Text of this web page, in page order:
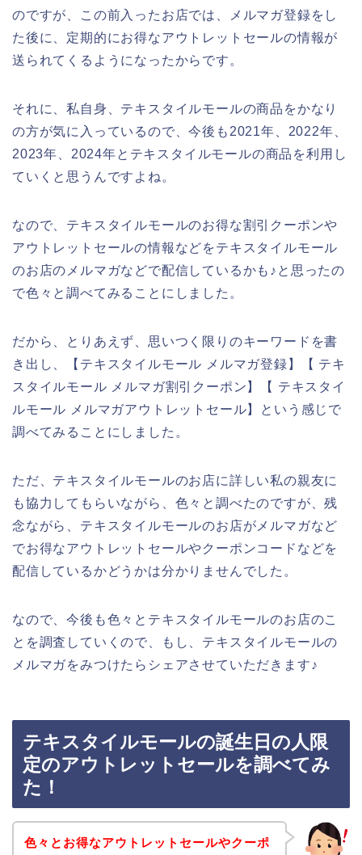
のですが、この前入ったお店では、メルマガ登録をし
た後に、定期的にお得なアウトレットセールの情報が
送られてくるようになったからです。
それに、私自身、テキスタイルモールの商品をかなり
の方が気に入っているので、今後も2021年、2022年、
2023年、2024年とテキスタイルモールの商品を利用し
ていくと思うんですよね。
なので、テキスタイルモールのお得な割引クーポンや
アウトレットセールの情報などをテキスタイルモール
のお店のメルマガなどで配信しているかも♪と思ったの
で色々と調べてみることにしました。
だから、とりあえず、思いつく限りのキーワードを書
き出し、【テキスタイルモール メルマガ登録】【 テキ
スタイルモール メルマガ割引クーポン】【 テキスタイ
ルモール メルマガアウトレットセール】という感じで
調べてみることにしました。
ただ、テキスタイルモールのお店に詳しい私の親友に
も協力してもらいながら、色々と調べたのですが、残
念ながら、テキスタイルモールのお店がメルマガなど
でお得なアウトレットセールやクーポンコードなどを
配信しているかどうかは分かりませんでした。
なので、今後も色々とテキスタイルモールのお店のこ
とを調査していくので、もし、テキスタイルモールの
メルマガをみつけたらシェアさせていただきます♪
テキスタイルモールの誕生日の人限
定のアウトレットセールを調べてみ
た！
色々とお得なアウトレットセールやクーポ